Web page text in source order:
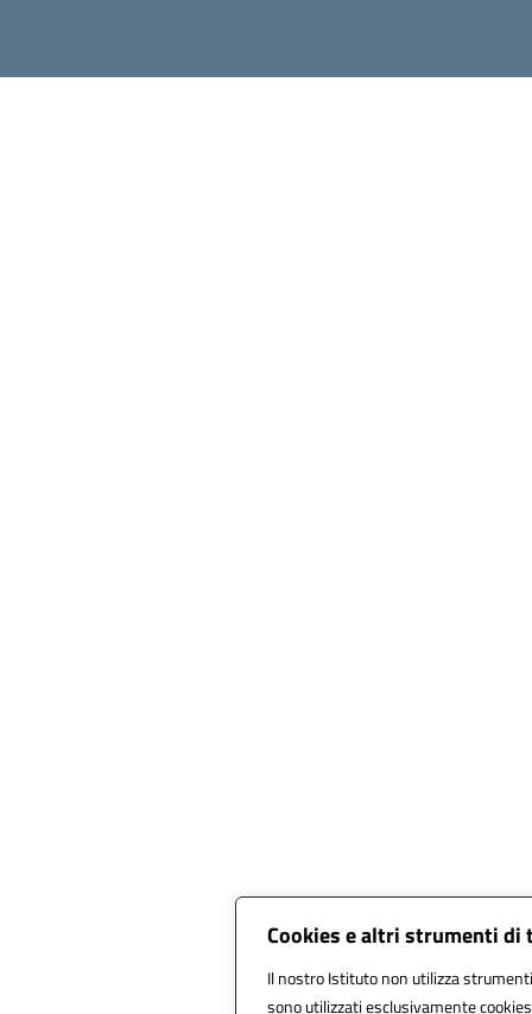
Cookies e altri strumenti di
Il nostro Istituto non utilizza
sono utilizzati esclusivamente